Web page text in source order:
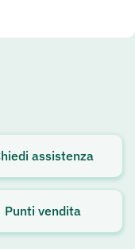
assistenza
Punti vendita